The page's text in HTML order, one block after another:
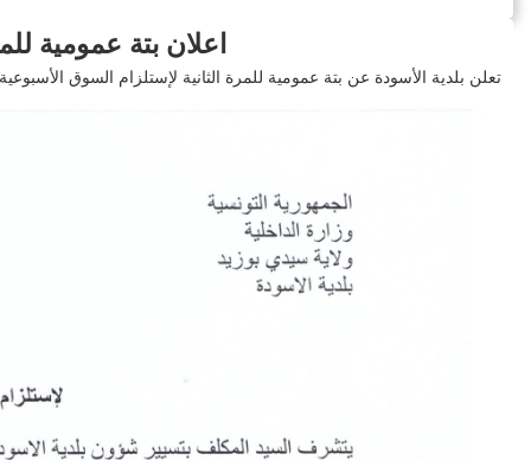
اعلان بتة عمومية
تعلن بلدية الأسودة عن بتة عمومية للمرة الثانية لإستلزام السوق الأسبوعية